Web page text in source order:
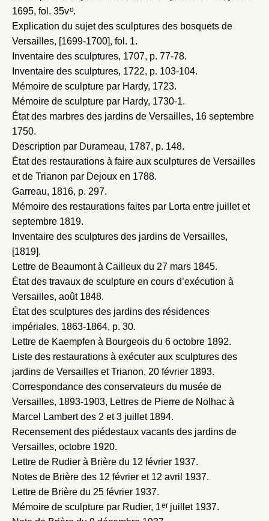
1695, fol. 35vo.
Explication du sujet des sculptures des bosquets de
Versailles, [1699-1700], fol. 1.
Inventaire des sculptures, 1707, p. 77-78.
Inventaire des sculptures, 1722, p. 103-104.
Mémoire de sculpture par Hardy, 1723.
Mémoire de sculpture par Hardy, 1730-1.
État des marbres des jardins de Versailles, 16 septembre
1750.
Description par Durameau, 1787, p. 148.
État des restaurations à faire aux sculptures de Versailles
et de Trianon par Dejoux en 1788.
Garreau, 1816, p. 297.
Mémoire des restaurations faites par Lorta entre juillet et
septembre 1819.
Inventaire des sculptures des jardins de Versailles,
[1819].
Lettre de Beaumont à Cailleux du 27 mars 1845.
État des travaux de sculpture en cours d’exécution à
Versailles, août 1848.
État des sculptures des jardins des résidences
impériales, 1863-1864, p. 30.
Lettre de Kaempfen à Bourgeois du 6 octobre 1892.
Liste des restaurations à exécuter aux sculptures des
jardins de Versailles et Trianon, 20 février 1893.
Correspondance des conservateurs du musée de
Versailles, 1893-1903, Lettres de Pierre de Nolhac à
Marcel Lambert des 2 et 3 juillet 1894.
Recensement des piédestaux vacants des jardins de
Versailles, octobre 1920.
Lettre de Rudier à Brière du 12 février 1937.
Notes de Brière des 12 février et 12 avril 1937.
Lettre de Brière du 25 février 1937.
Mémoire de sculpture par Rudier, 1erjuillet 1937.